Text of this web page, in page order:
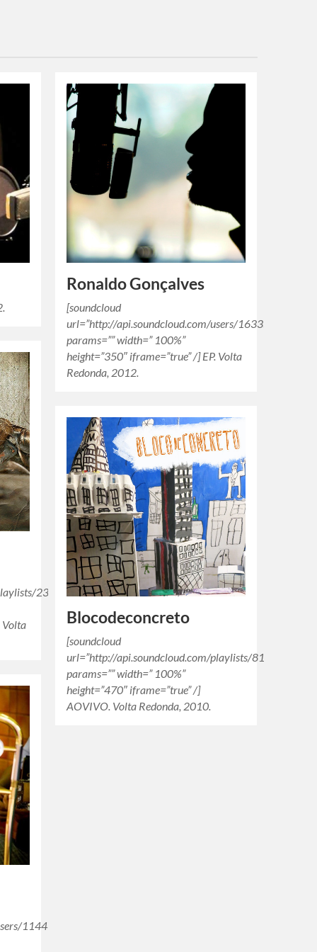
Ronaldo Gonçalves
[soundcloud
url=”http://api.soundcloud.com/users/16335568″
params=”” width=” 100%”
height=”350″ iframe=”true” /] EP. Volta
Redonda, 2012.
2306624″
Volta Blocodeconcreto
[soundcloud
url=”http://api.soundcloud.com/playlists/8170656″
params=”” width=” 100%”
height=”470″ iframe=”true” /]
AOVIVO. Volta Redonda, 2010.
11446536″